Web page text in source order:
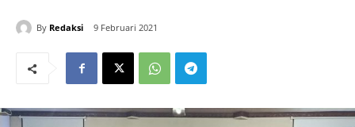
By Redaksi 9 Februari 2021